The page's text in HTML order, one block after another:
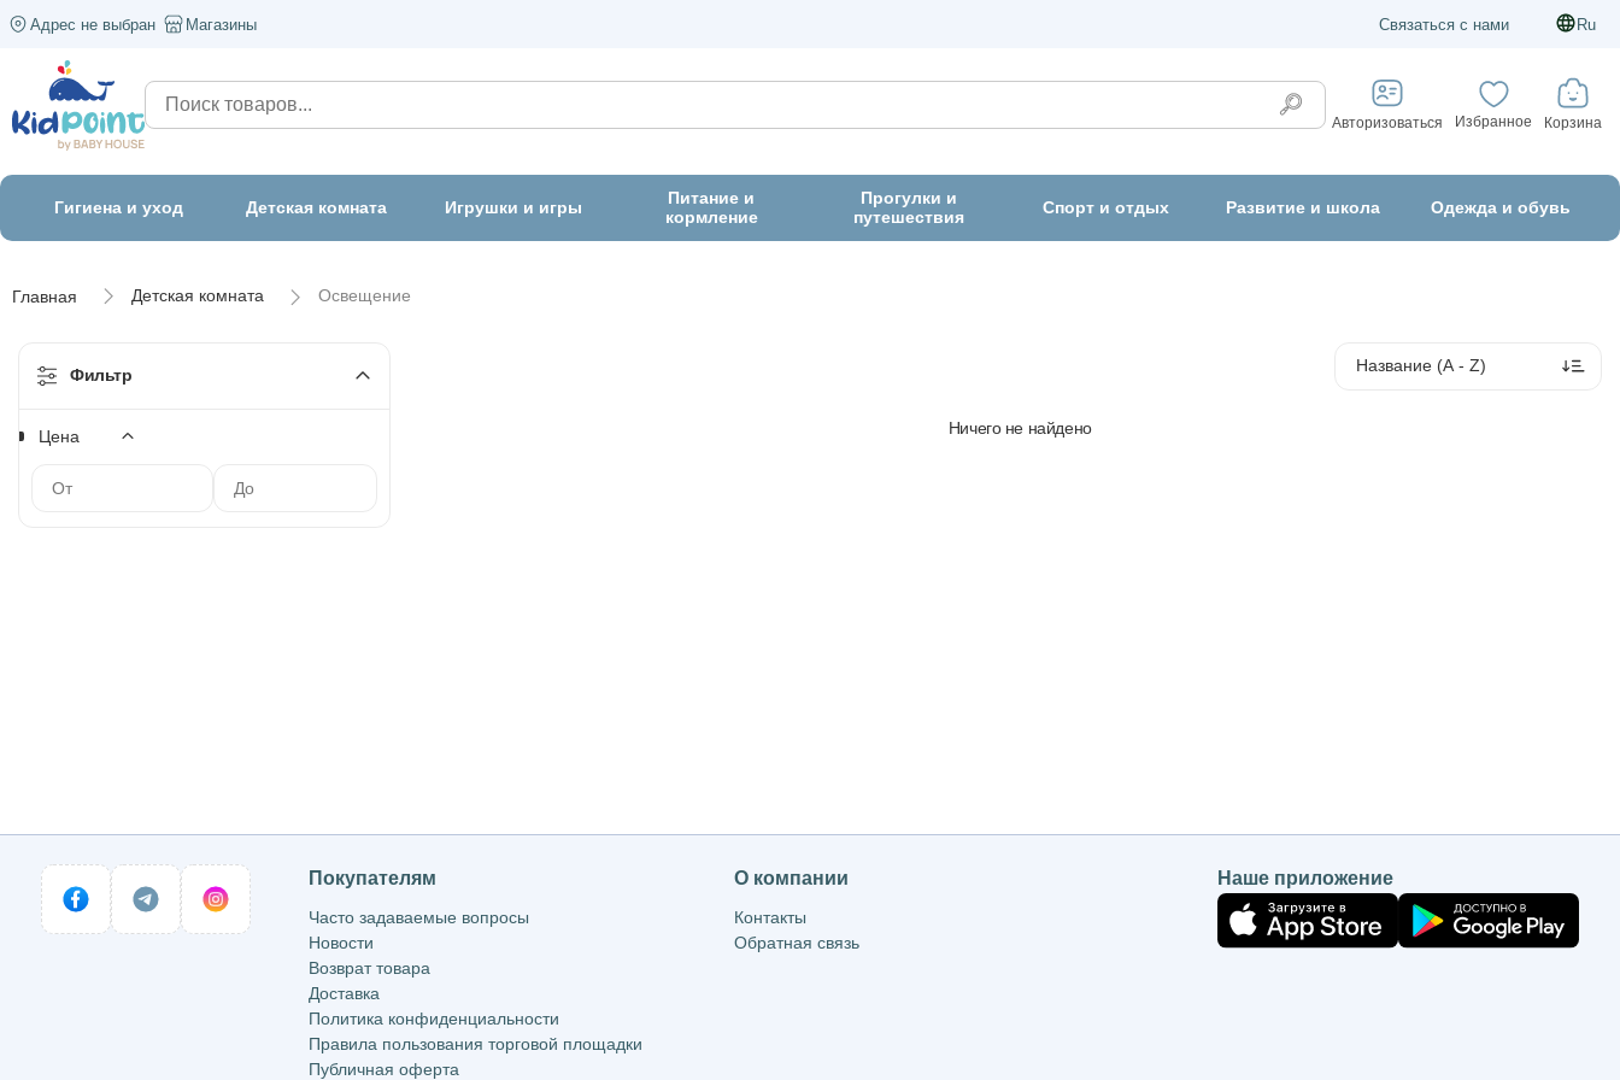
Адрес не выбран Магазины Связаться с нами Ru
Авторизоваться Избранное Корзина
Гигиена и уход Детская комната Игрушки и игры
Питание и
кормление
Прогулки и
путешествия
Спорт и отдых Развитие и школа Одежда и обувь
Главная Детская комната Освещение
Ничего не найдено
Фильтр
Цена
Покупателям
Часто задаваемые вопросы
Новости
Возврат товара
Доставка
Политика конфиденциальности
Правила пользования торговой площадки
Публичная оферта
О компании
Контакты
Обратная связь
Наше приложение